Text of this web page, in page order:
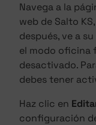
Navega a la
web de Salto
después, ve a su
el modo oficina
desactivado.
debes tener
Haz clic en
configuración